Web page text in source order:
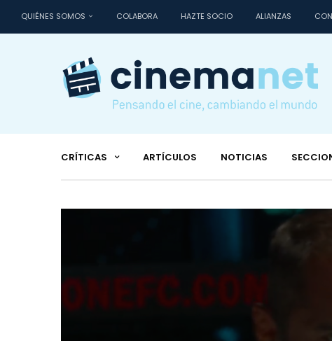
QUIÉNES SOMOS COLABORA HAZTE SOCIO ALIANZAS
CRÍTICAS ARTÍCULOS NOTICIAS